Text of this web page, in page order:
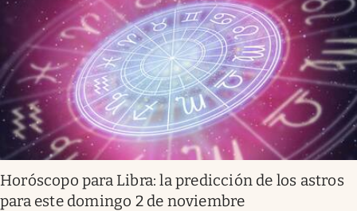
Horóscopo para Libra: la predicción de los astros
para este domingo 2 de noviembre